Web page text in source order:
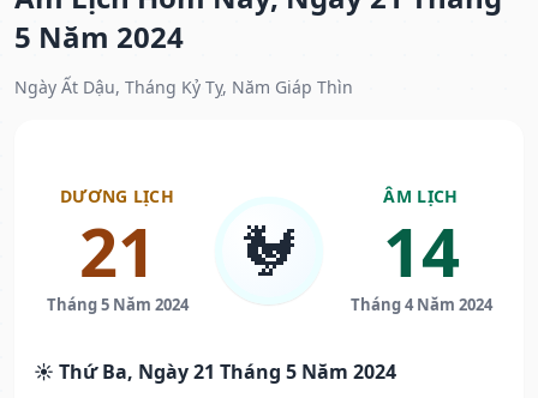
5 Năm 2024
Ngày Ất Dậu, Tháng Kỷ Tỵ, Năm Giáp Thìn
DƯƠNG LỊCH
21
Tháng 5 Năm 2024
🐓
ÂM LỊCH
14
Tháng 4 Năm 2024
☀️ Thứ Ba, Ngày 21 Tháng 5 Năm 2024